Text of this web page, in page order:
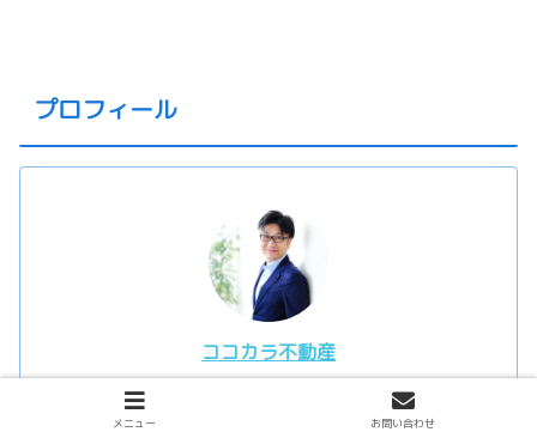
プロフィール
ココカラ不動産
ココカラ不動産では、お客様にとって大切な『マイホ
メニュー お問い合わせ